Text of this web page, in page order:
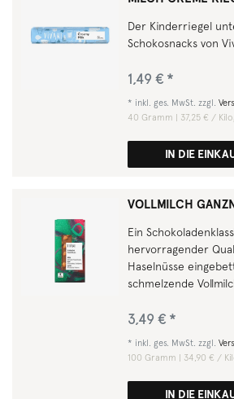
Der Kinderriegel
Schokosnacks von
1,49 € *
* inkl. ges. MwSt. zzgl.
40 Gramm | 37,25 € /
IN DIE
VOLLMILCH
Ein
hervorragender
Haselnüsse
schmelzende
3,49 € *
* inkl. ges. MwSt. zzgl.
100 Gramm | 34,90 € /
IN DIE